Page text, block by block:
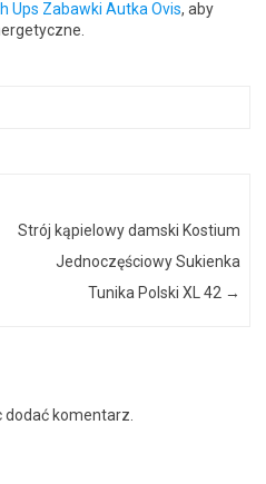
Ups Zabawki Autka Ovis, aby
Strój kąpielowy damski Kostium
Jednoczęściowy Sukienka
Tunika Polski XL 42 →
dodać komentarz.